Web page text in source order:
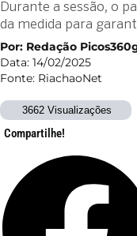
Durante a sessão, o
da medida para
Por: Redação
Data: 14/02/2025
Fonte: RiachaoNet
3662 Visualizações
Compartilhe!